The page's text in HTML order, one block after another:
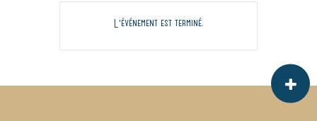
L'événement est terminé.